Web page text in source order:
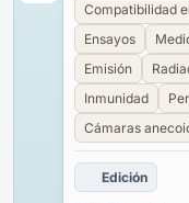
Compatibilidad
Ensayos
Emisión
Inmunidad
Cámaras
Edición